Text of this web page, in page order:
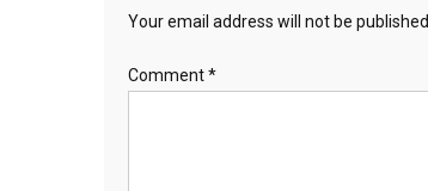
Your email address will not be published.
Comment*